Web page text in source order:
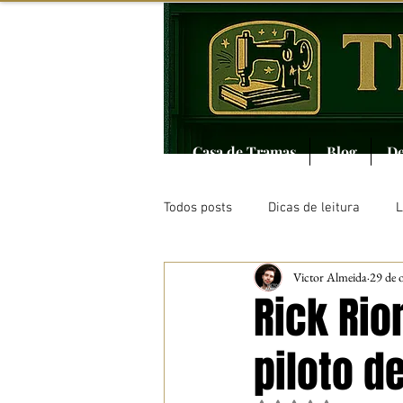
Casa de Tramas Blog
Todos posts Dicas de leitura
Tramatura
R.I.P. Quadrinhos
Rick
piloto
Victor Almeida29 de